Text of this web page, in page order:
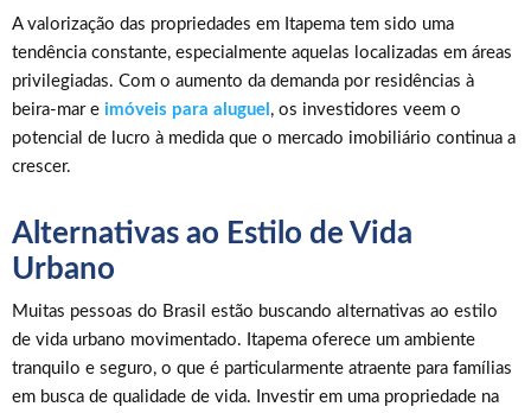
A valorização das propriedades em Itapema tem sido uma
tendência constante, especialmente aquelas localizadas em áreas
privilegiadas. Com o aumento da demanda por residências à
beira-mar e imóveis para aluguel , os investidores veem o
potencial de lucro à medida que o mercado imobiliário continua a
crescer.
Alternativas ao Estilo de Vida
Urbano
Muitas pessoas do Brasil estão buscando alternativas ao estilo
de vida urbano movimentado. Itapema oferece um ambiente
tranquilo e seguro, o que é particularmente atraente para famílias
em busca de qualidade de vida. Investir em uma propriedade na